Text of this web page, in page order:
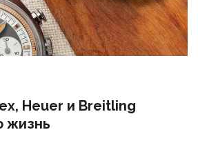
Heuer и Breitling
жизнь